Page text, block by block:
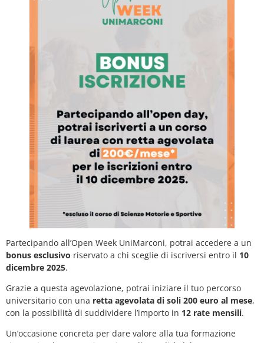
Partecipando all’Open Week UniMarconi, potrai accedere a un
bonus esclusivo riservato a chi sceglie di iscriversi entro il 10
dicembre 2025.
Grazie a questa agevolazione, potrai iniziare il tuo percorso
universitario con una retta agevolata di soli 200 euro al mese,
con la possibilità di suddividere l’importo in 12 rate mensili.
Un’occasione concreta per dare valore alla tua formazione